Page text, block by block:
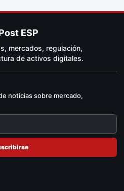
ESP
mercados, regulación,
de activos digitales.
noticias sobre mercado,